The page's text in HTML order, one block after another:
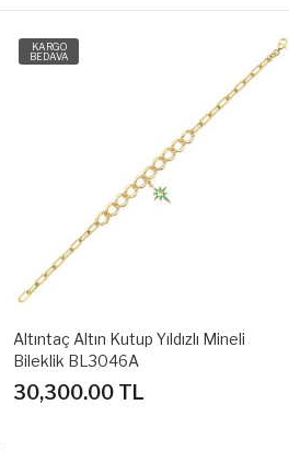
KARGO
BEDAVA
Altıntaç Altın Nazar Gözlü Mineli
Bileklik BL3047A
34,200.00 TL